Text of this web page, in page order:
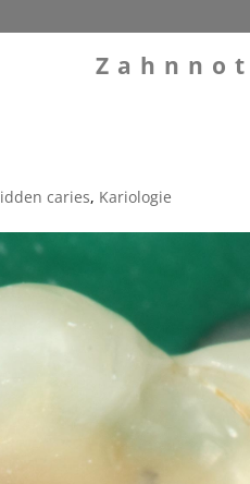
caries, Kariologie